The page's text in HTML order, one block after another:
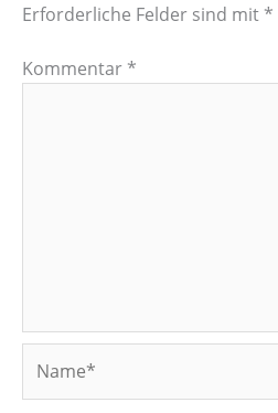
Erforderliche Felder sind mit *
Kommentar *